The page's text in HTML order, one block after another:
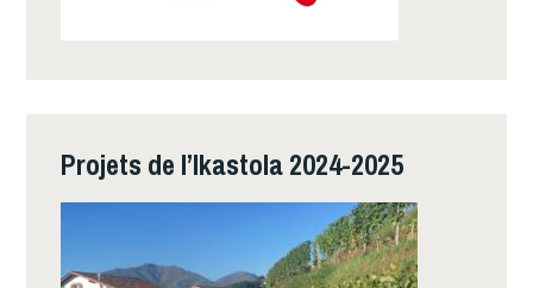
Projets de l’Ikastola 2024-2025